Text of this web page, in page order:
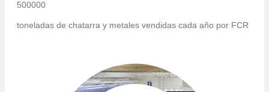
500000
toneladas de chatarra y metales vendidas cada año por FCR